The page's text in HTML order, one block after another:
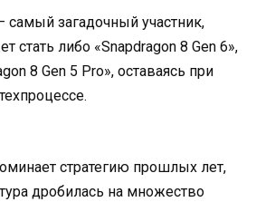
самый загадочный участник,
стать либо «Snapdragon 8 Gen 6»,
8 Gen 5 Pro», оставаясь при
стратегию прошлых лет,
дробилась на множество